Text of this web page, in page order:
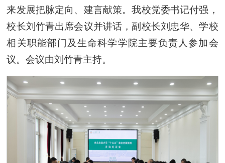
来发展把脉定向、建言献策。我校党委书记付强，
校长刘竹青出席会议并讲话，副校长刘忠华、学校
相关职能部门及生命科学学院主要负责人参加会
议。会议由刘竹青主持。